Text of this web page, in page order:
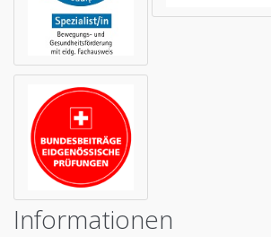
Informationen